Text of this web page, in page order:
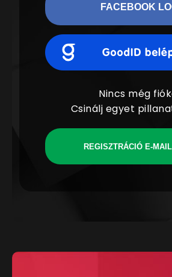
FACEBOOK
Nincs még
Csinálj egyet
REGISZTRÁCIÓ E-